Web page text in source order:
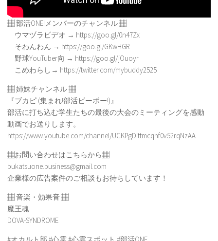
▦ 部活ONE!メンバーのチャンネル ▦
ウマヅラビデオ → https://goo.gl/0n47Zx
そわんわん → https://goo.gl/GKwHGR
野球YouTuber向 → https://goo.gl/jOuoyr
こめわらし→ https://twitter.com/mybuddy2525
▦ 姉妹チャンネル ▦
『ブカピ (集まれ!部活ピーポー!)』
部活に打ち込む学生たちの最後の大会のミーティングを感動
動画でお送りします。
https://www.youtube.com/channel/UCKPgDittmcqhf0v52rqNzAA
▦お問い合わせはこちらから▦
bukatsuone.business@gmail.com
企業様の広告案件のご相談もお待ちしています！
▦ 音楽・効果音 ▦
魔王魂
DOVA-SYNDROME
#オカルト部 #心霊 #心霊スポット #部活ONE